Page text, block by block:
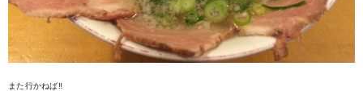
また行かねば‼️